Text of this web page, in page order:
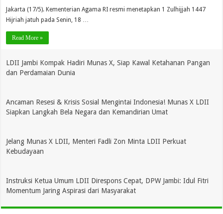
Jakarta (17/5). Kementerian Agama RI resmi menetapkan 1 Zulhijjah 1447
Hijriah jatuh pada Senin, 18 …
Read More »
LDII Jambi Kompak Hadiri Munas X, Siap Kawal Ketahanan Pangan
dan Perdamaian Dunia
Ancaman Resesi & Krisis Sosial Mengintai Indonesia! Munas X LDII
Siapkan Langkah Bela Negara dan Kemandirian Umat
Jelang Munas X LDII, Menteri Fadli Zon Minta LDII Perkuat
Kebudayaan
Instruksi Ketua Umum LDII Direspons Cepat, DPW Jambi: Idul Fitri
Momentum Jaring Aspirasi dari Masyarakat